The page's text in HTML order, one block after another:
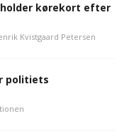
kørekort efter
Kvistgaard Petersen
politiets